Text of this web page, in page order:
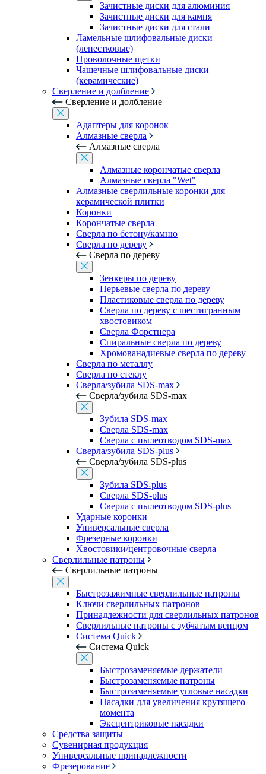
Зачистные диски для алюминия
Зачистные диски для камня
Зачистные диски для стали
Ламельные шлифовальные диски
(лепестковые)
Проволочные щетки
Чашечные шлифовальные диски
(керамические)
Сверление и долбление
Сверление и долбление
Адаптеры для коронок
Алмазные сверла
Алмазные сверла
Алмазные корончатые сверла
Алмазные сверла "Wet"
Алмазные сверлильные коронки для
керамической плитки
Коронки
Корончатые сверла
Сверла по бетону/камню
Сверла по дереву
Сверла по дереву
Зенкеры по дереву
Перьевые сверла по дереву
Пластиковые сверла по дереву
Сверла по дереву с шестигранным
хвостовиком
Сверла Форстнера
Спиральные сверла по дереву
Хромованадиевые сверла по дереву
Сверла по металлу
Сверла по стеклу
Сверла/зубила SDS-max
Сверла/зубила SDS-max
Зубила SDS-max
Сверла SDS-max
Сверла с пылеотводом SDS-max
Сверла/зубила SDS-plus
Сверла/зубила SDS-plus
Зубила SDS-plus
Сверла SDS-plus
Сверла с пылеотводом SDS-plus
Ударные коронки
Универсальные сверла
Фрезерные коронки
Хвостовики/центровочные сверла
Сверлильные патроны
Сверлильные патроны
Быстрозажимные сверлильные патроны
Ключи сверлильных патронов
Принадлежности для сверлильных патронов
Сверлильные патроны с зубчатым венцом
Система Quick
Система Quick
Быстрозаменяемые держатели
Быстрозаменяемые патроны
Быстрозаменяемые угловые насадки
Насадки для увеличения крутящего
момента
Эксцентриковые насадки
Средства защиты
Сувенирная продукция
Универсальные принадлежности
Фрезерование